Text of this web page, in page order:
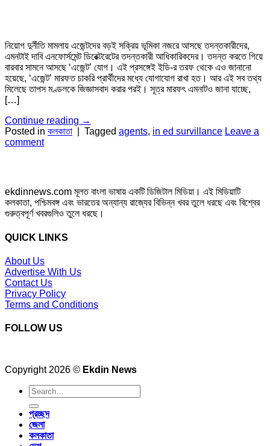
নিয়োগ দুর্নীতি মামলায় এজেন্টদের বড়ই সক্রিয় ভূমিকা নজরে আসছে তদন্তকারীদের,
এমনটাই দাবি এনফোর্সমেন্ট ডিরেক্টরেটের তদন্তকারী আধিকারিকদের। তদন্ত করতে গিয়ে
বারবার সামনে আসছে ‘এজেন্ট’ যোগ। এই প্রসঙ্গেই ইডি-র তরফ থেকে এও জানানো
হয়েছে, ‘এজেন্ট’ মারফত চাকরি প্রার্থীদের মধ্যে যোগাযোগ রাখা হত। আর এই সব তথ্য
মিলেছে তাপস মণ্ডলকে জিজ্ঞাসবাদ করার পরই। সূত্র মারফৎ এমনাটও জানা যাচ্ছে,
[…]
Continue reading →
Posted in কলকাতা Tagged agents, in ed survillance Leave a
comment
ekdinnews.com মূলত বাংলা ভাষায় একটি ডিজিটাল মিডিয়া। এই মিডিয়াটি
কলকাতা, পশ্চিমবঙ্গ এবং ভারতের অন্যান্য রাজ্যের বিভিন্ন খবর তুলে ধরছে এবং বিশ্বের
গুরুত্বপূর্ণ খবরগুলিও তুলে ধরছে।
QUICK LINKS
About Us
Advertise With Us
Contact Us
Privacy Policy
Terms and Conditions
FOLLOW US
Copyright 2026 © Ekdin News
প্রচ্ছদ
জেলা
কলকাতা